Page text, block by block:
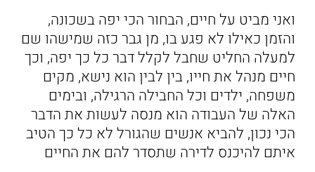
ואני מביט על חיים, הבחור הכי יפה בשכונה,
והזמן כאילו לא פגע בו, מן גבר כזה שמישהו שם
למעלה החליט שחבל לקלל דבר כל כך יפה, וכך
חיים מנהל את חייו, בין לבין הוא נישא, מקים
משפחה, ילדים וכל החבילה הרגילה, ובימים
האלה של העבודה הוא מנסה לעשות את הדבר
הכי נכון, להביא אנשים שהגורל לא כל כך הטיב
איתם להיכנס לדירה שתסדר להם את החיים